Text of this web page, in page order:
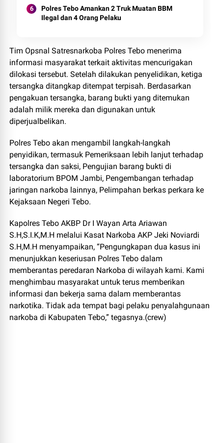
Polres Tebo Amankan 2 Truk Muatan BBM
Ilegal dan 4 Orang Pelaku
Tim Opsnal Satresnarkoba Polres Tebo menerima
informasi masyarakat terkait aktivitas mencurigakan
dilokasi tersebut. Setelah dilakukan penyelidikan, ketiga
tersangka ditangkap ditempat terpisah. Berdasarkan
pengakuan tersangka, barang bukti yang ditemukan
adalah milik mereka dan digunakan untuk
diperjualbelikan.
Polres Tebo akan mengambil langkah-langkah
penyidikan, termasuk Pemeriksaan lebih lanjut terhadap
tersangka dan saksi, Pengujian barang bukti di
laboratorium BPOM Jambi, Pengembangan terhadap
jaringan narkoba lainnya, Pelimpahan berkas perkara ke
Kejaksaan Negeri Tebo.
Kapolres Tebo AKBP Dr I Wayan Arta Ariawan
S.H,S.I.K,M.H melalui Kasat Narkoba AKP Jeki Noviardi
S.H,M.H menyampaikan, “Pengungkapan dua kasus ini
menunjukkan keseriusan Polres Tebo dalam
memberantas peredaran Narkoba di wilayah kami. Kami
menghimbau masyarakat untuk terus memberikan
informasi dan bekerja sama dalam memberantas
narkotika. Tidak ada tempat bagi pelaku penyalahgunaan
narkoba di Kabupaten Tebo,” tegasnya.(crew)